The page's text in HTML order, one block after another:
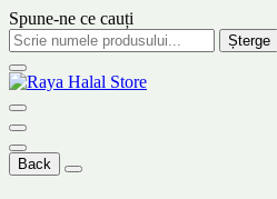
Spune-ne ce cauți
Șterge
Back